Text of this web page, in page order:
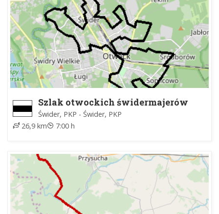
Szlak otwockich świdermajerów
Świder, PKP - Świder, PKP
26,9 km
7:00 h